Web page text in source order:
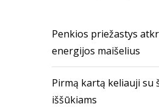
Penkios priežastys
energijos maišelius
Pirmą kartą keliauji su
iššūkiams